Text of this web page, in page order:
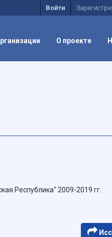
Войти
О проекте
Республика" 2009-2019 гг.